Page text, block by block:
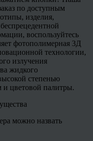
по доступным
изделия,
воспользуйтесь
фотополимерная 3Д
технологии,
излучения
жидкого
степенью
и цветовой палитры.
можно назвать